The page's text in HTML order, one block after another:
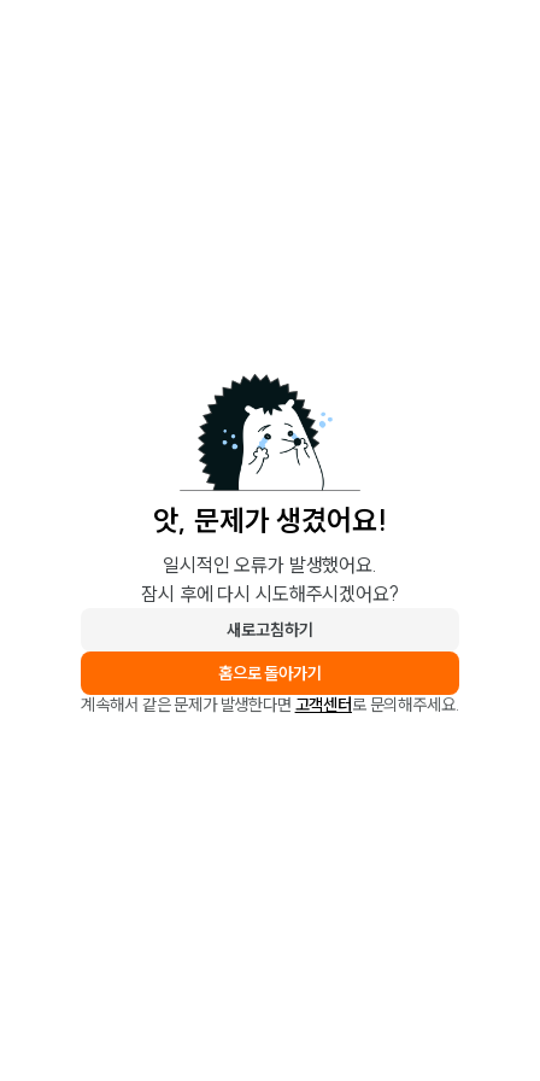
앗, 문제가 생겼어요!
일시적인 오류가 발생했어요.
잠시 후에 다시 시도해주시겠어요?
새로고침하기
홈으로 돌아가기
계속해서 같은 문제가 발생한다면 고객센터로 문의해주세요.